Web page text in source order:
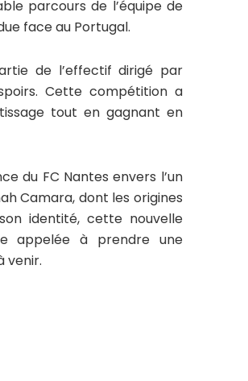
parcours de l’équipe de
face au Portugal.
de l’effectif dirigé par
Cette compétition a
tout en gagnant en
du FC Nantes envers l’un
Camara, dont les origines
identité, cette nouvelle
appelée à prendre une
venir.